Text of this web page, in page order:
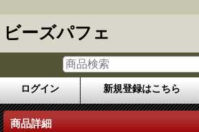
ビーズパフェ
ログイン 新規登録はこちら
商品詳細